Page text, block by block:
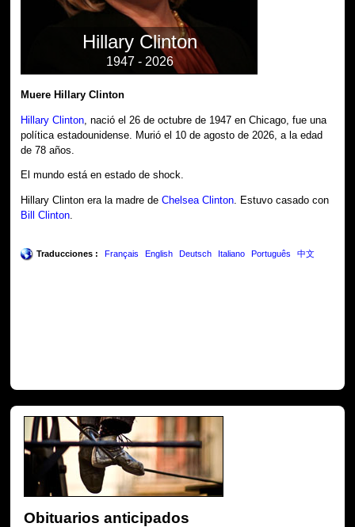
Hillary Clinton
1947 - 2026
Muere Hillary Clinton
Hillary Clinton , nació el 26 de octubre de 1947 en Chicago, fue una
política estadounidense. Murió el 10 de agosto de 2026, a la edad
de 78 años.
El mundo está en estado de shock.
Hillary Clinton era la madre deChelsea Clinton. Estuvo casado con
Bill Clinton.
Traducciones : Français English Deutsch Italiano Português 中文
Obituarios anticipados